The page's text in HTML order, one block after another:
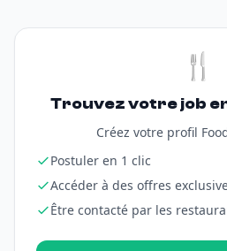
🍴
Trouvez votre job
Créez votre profil
Postuler en 1 clic
Accéder à des offres
Être contacté par les